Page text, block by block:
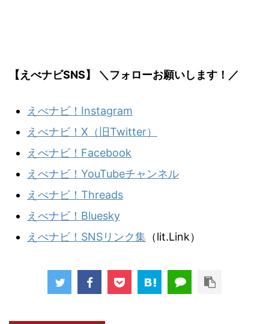
【えべナビSNS】 ＼フォローお願いします！／
えべナビ！Instagram
えべナビ！X（旧Twitter）
えべナビ！Facebook
えべナビ！YouTubeチャンネル
えべナビ！Threads
えべナビ！Bluesky
えべナビ！SNSリンク集 （lit.Link）